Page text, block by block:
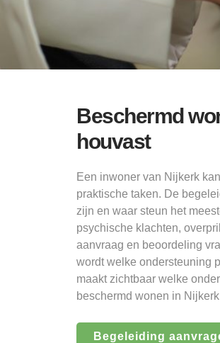
Beschermd
houvast
Een inwoner van Nijkerk
praktische taken. De
zijn en waar steun het
psychische klachten,
aanvraag en beoordeling
wordt welke ondersteuning
maakt zichtbaar welke
beschermd wonen in
Begeleiding